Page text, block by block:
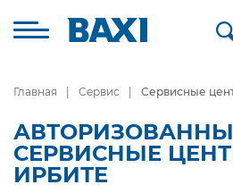
Главная Сервис Сервисные
СЕРВИСНЫЕ
ИРБИТЕ